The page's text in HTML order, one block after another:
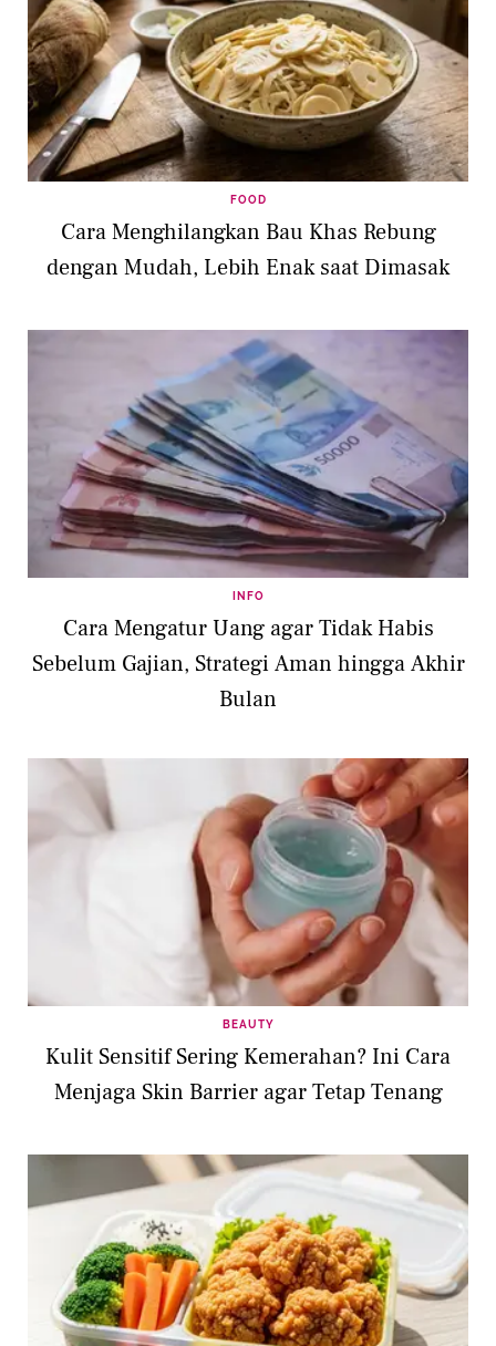
FOOD
Cara Menghilangkan Bau Khas Rebung
dengan Mudah, Lebih Enak saat Dimasak
INFO
Cara Mengatur Uang agar Tidak Habis
Sebelum Gajian, Strategi Aman hingga Akhir
Bulan
BEAUTY
Kulit Sensitif Sering Kemerahan? Ini Cara
Menjaga Skin Barrier agar Tetap Tenang